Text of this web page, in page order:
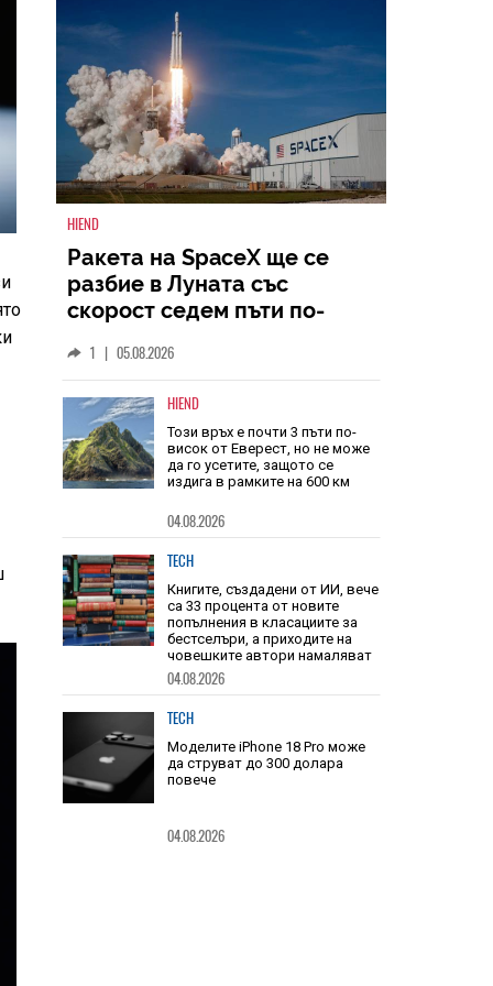
HIEND
Ракета на SpaceX ще се
разбие в Луната със
скорост седем пъти по-
звука
1 | 05.08.2026
HIEND
Този връх е почти 3 пъти по-
висок от Еверест, но не може
да го усетите, защото се
издига в рамките на 600 км
04.08.2026
TECH
Книгите, създадени от ИИ, вече
са 33 процента от новите
попълнения в класациите за
бестселъри, а приходите на
човешките автори намаляват
04.08.2026
TECH
Моделите iPhone 18 Pro може
да струват до 300 долара
повече
04.08.2026